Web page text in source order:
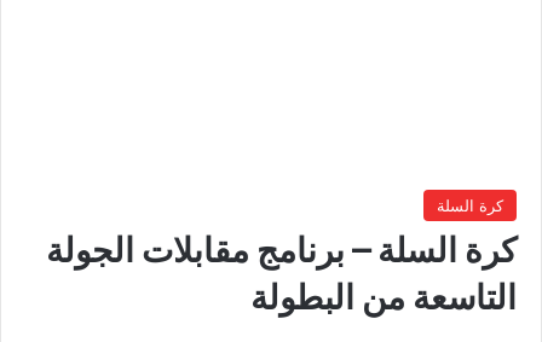
كرة السلة
كرة السلة – برنامج مقابلات الجولة
التاسعة من البطولة